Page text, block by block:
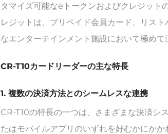
タマイズ可能なeトークンおよびクレジット
レジットは、プリペイド会員カード、リス
なエンターテインメント施設において極め
CR-T10カードリーダーの主な特長
1. 複数の決済方法とのシームレスな連携
CR-T10の特長の一つは、さまざまな決済シ
たはモバイルアプリのいずれを好むかにか